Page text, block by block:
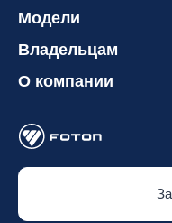
Модели
Владельцам
О компании